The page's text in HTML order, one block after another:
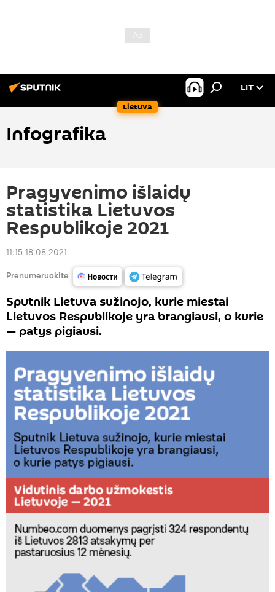
Lietuva
LIT
Infografika
Pragyvenimo išlaidų
statistika Lietuvos
Respublikoje 2021
11:15 18.08.2021
Prenumeruokite
Sputnik Lietuva sužinojo, kurie miestai
Lietuvos Respublikoje yra brangiausi, o kurie
— patys pigiausi.